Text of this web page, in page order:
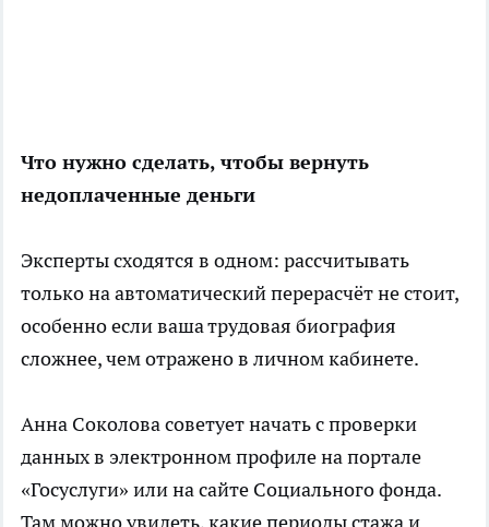
Что нужно сделать, чтобы вернуть
недоплаченные деньги
Эксперты сходятся в одном: рассчитывать
только на автоматический перерасчёт не стоит,
особенно если ваша трудовая биография
сложнее, чем отражено в личном кабинете.
Анна Соколова советует начать с проверки
данных в электронном профиле на портале
«Госуслуги» или на сайте Социального фонда.
Там можно увидеть, какие периоды стажа и